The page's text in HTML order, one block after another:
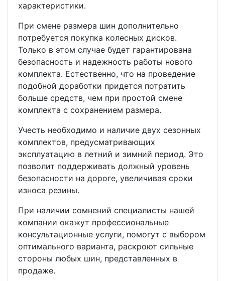
характеристики.
При смене размера шин дополнительно
потребуется покупка колесных дисков.
Только в этом случае будет гарантирована
безопасность и надежность работы нового
комплекта. Естественно, что на проведение
подобной доработки придется потратить
больше средств, чем при простой смене
комплекта с сохранением размера.
Учесть необходимо и наличие двух сезонных
комплектов, предусматривающих
эксплуатацию в летний и зимний период. Это
позволит поддерживать должный уровень
безопасности на дороге, увеличивая сроки
износа резины.
При наличии сомнений специалисты нашей
компании окажут профессиональные
консультационные услуги, помогут с выбором
оптимального варианта, раскроют сильные
стороны любых шин, представленных в
продаже.